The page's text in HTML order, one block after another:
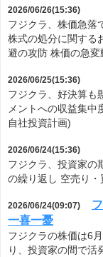
2026/06/26(15:36)
フジクラ、株価急落
株式の処分に関する
避の攻防 株価の急
2026/06/25(15:36)
フジクラ、好決算も
メントへの収益集中
自社投資計画)
2026/06/24(15:36)
フジクラ、投資家の
の繰り返し 空売り
2026/06/24(09:07)
一喜一憂
フジクラの株価は6
り、投資家の間で活